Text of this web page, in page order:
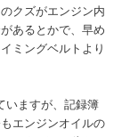
クズがエンジン内
あるとかで、早め
ミングベルトより
いますが、記録簿
エンジンオイルの